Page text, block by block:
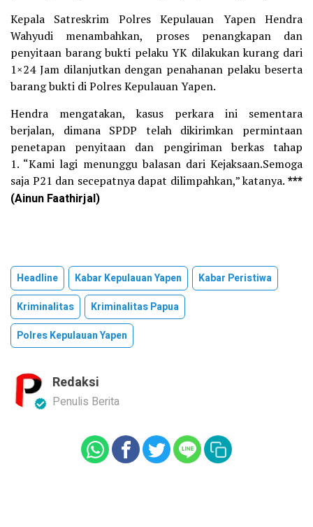
Kepala Satreskrim Polres Kepulauan Yapen Hendra
Wahyudi menambahkan, proses penangkapan dan
penyitaan barang bukti pelaku YK dilakukan kurang dari
1×24 Jam dilanjutkan dengan penahanan pelaku beserta
barang bukti di Polres Kepulauan Yapen.
Hendra mengatakan, kasus perkara ini sementara
berjalan, dimana SPDP telah dikirimkan permintaan
penetapan penyitaan dan pengiriman berkas tahap
1. “Kami lagi menunggu balasan dari Kejaksaan.Semoga
saja P21 dan secepatnya dapat dilimpahkan,” katanya. ***
(Ainun Faathirjal)
Headline Kabar Kepulauan Yapen
Kabar Peristiwa
Kriminalitas
Kriminalitas Papua
Polres Kepulauan Yapen
Redaksi
Penulis Berita